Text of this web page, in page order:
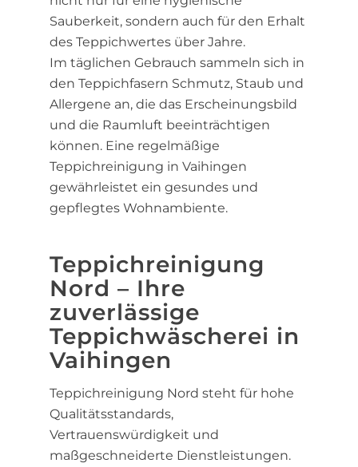
Sauberkeit, sondern auch für den Erhalt
des Teppichwertes über Jahre.
Im täglichen Gebrauch sammeln sich in
den Teppichfasern Schmutz, Staub und
Allergene an, die das Erscheinungsbild
und die Raumluft beeinträchtigen
können. Eine regelmäßige
Teppichreinigung in Vaihingen
gewährleistet ein gesundes und
gepflegtes Wohnambiente.
Teppichreinigung
Nord – Ihre
zuverlässige
Teppichwäscherei in
Vaihingen
Teppichreinigung Nord steht für hohe
Qualitätsstandards,
Vertrauenswürdigkeit und
maßgeschneiderte Dienstleistungen.